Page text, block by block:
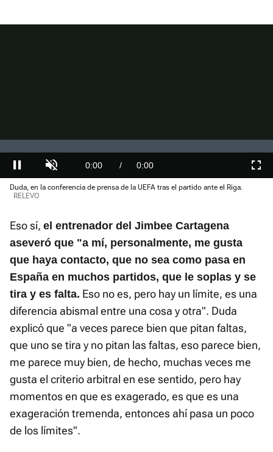
Pausa Unmute Current
Time
0:00 / Duration
0:00
:
Duda, en la conferencia de prensa de la UEFA tras el partido ante el Riga.
RELEVO
Eso sí, el entrenador del Jimbee Cartagena
aseveró que "a mí, personalmente, me gusta
que haya contacto, que no sea como pasa en
España en muchos partidos, que le soplas y se
tira y es falta. Eso no es, pero hay un límite, es una
diferencia abismal entre una cosa y otra". Duda
explicó que "a veces parece bien que pitan faltas,
que uno se tira y no pitan las faltas, eso parece bien,
me parece muy bien, de hecho, muchas veces me
gusta el criterio arbitral en ese sentido, pero hay
momentos en que es exagerado, es que es una
exageración tremenda, entonces ahí pasa un poco
de los límites".